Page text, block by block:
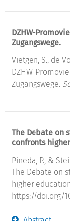
DZHW-
Zugangswege.
Vietgen, S., de
DZHW-
Zugangswege.
The Debate on
confronts
Pineda, P., &
The Debate on
higher
https://doi.org/